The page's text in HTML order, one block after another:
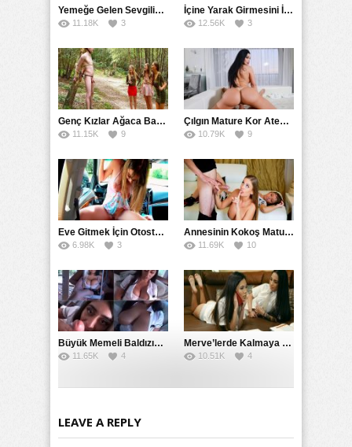
Yemeğe Gelen Sevgilisinin Arkadaşına Yarak Yedirdi
11.18K 3
İçine Yarak Girmesini İsteyince Kuzeninin Penisini Kullandı
12.56K 3
Genç Kızlar Ağaca Bağlayarak Tecavüz Etmek İstediler
11.15K 9
Çılgın Mature Kor Ateşiyle Misafirini Yakıp Eritti
10.79K 9
Eve Gitmek İçin Otostop Çeken Üniversiteli Bedelini Ödedi
6.98K 3
Annesinin Kokoş Mature Arkadaşı Tarafından Saksoya Uğradı
11.69K 10
Büyük Memeli Baldızının Takipçilerinin Çoğalması İçin Yardım Etti
11.65K 4
Merve’lerde Kalmaya Gelen Liseli Kız Fanteziyi Dibine Verdirdi
10.51K 4
LEAVE A REPLY